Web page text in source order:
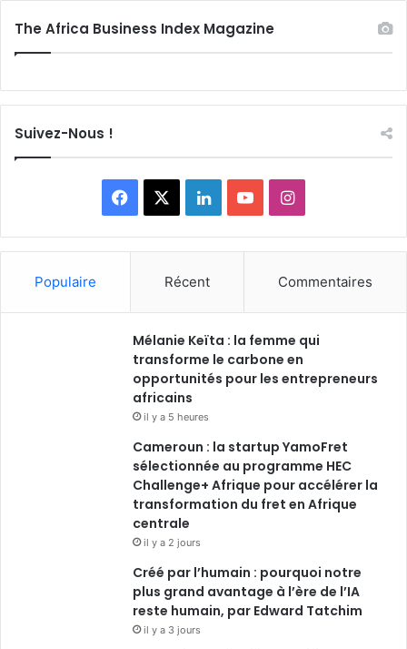
The Africa Business Index Magazine
Suivez-Nous !
Facebook LinkedinYouTubeInstagram
Populaire Récent Commentaires
Mélanie Keïta : la femme qui
transforme le carbone en
opportunités pour les entrepreneurs
africains
il y a 5 heures
Cameroun : la startup YamoFret
sélectionnée au programme HEC
Challenge+ Afrique pour accélérer la
transformation du fret en Afrique
centrale
il y a 2 jours
Créé par l’humain : pourquoi notre
plus grand avantage à l’ère de l’IA
reste humain, par Edward Tatchim
il y a 3 jours